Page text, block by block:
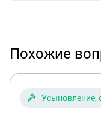
Похожие
Усыновление,